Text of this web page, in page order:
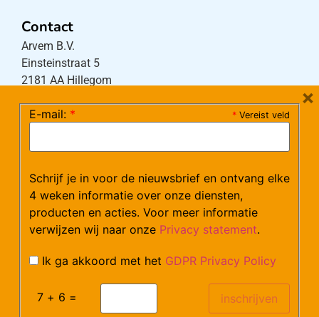
Contact
Arvem B.V.
Einsteinstraat 5
2181 AA Hillegom
(maandag – donderdag 08:30-17:15 uur / vrijdag
Mail:klantenservice@arvem.nl
Werken bij Arvem?
* Vereist veld
E-mail: *
Schrijf je in voor de nieuwsbrief en ontvang elke
4 weken informatie over onze diensten,
producten en acties. Voor meer informatie
verwijzen wij naar onze Privacy statement.
Ik ga akkoord met het GDPR Privacy Policy
7 + 6 =
×